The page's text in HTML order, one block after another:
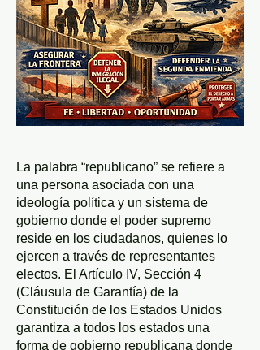
La palabra “republicano” se refiere a
una persona asociada con una
ideología política y un sistema de
gobierno donde el poder supremo
reside en los ciudadanos, quienes lo
ejercen a través de representantes
electos. El Artículo IV, Sección 4
(Cláusula de Garantía) de la
Constitución de los Estados Unidos
garantiza a todos los estados una
forma de gobierno republicana donde